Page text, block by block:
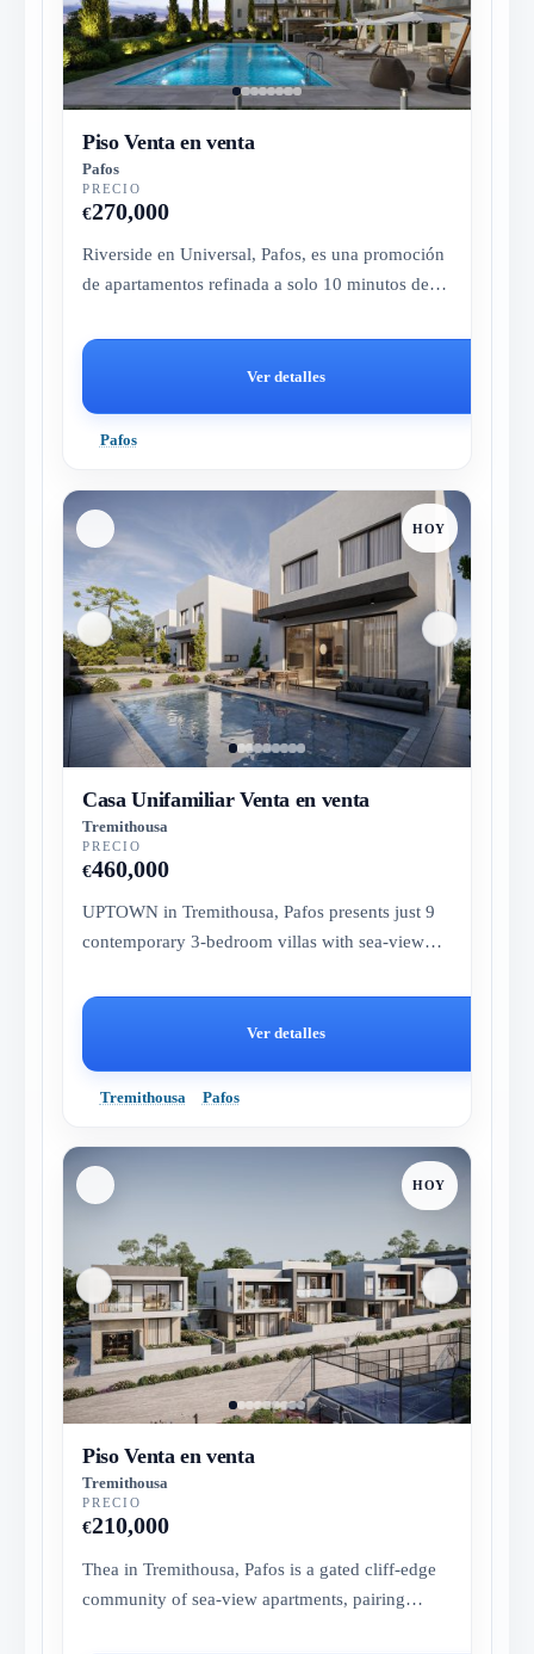
Piso Venta en venta
Pafos
PRECIO
€270,000
Riverside en Universal, Pafos, es una promoción
de apartamentos refinada a solo 10 minutos del
Ver detalles
Pafos
HOY
Casa Unifamiliar Venta en venta
Tremithousa
PRECIO
€460,000
UPTOWN in Tremithousa, Pafos presents just 9
contemporary 3-bedroom villas with sea-view
Ver detalles
Tremithousa Pafos
HOY
Piso Venta en venta
Tremithousa
PRECIO
€210,000
Thea in Tremithousa, Pafos is a gated cliff-edge
community of sea-view apartments, pairing